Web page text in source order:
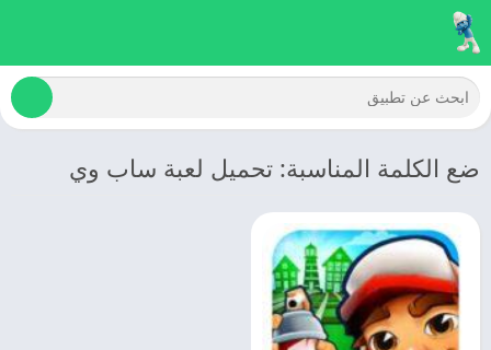
ضع الكلمة المناسبة: تحميل لعبة ساب وي